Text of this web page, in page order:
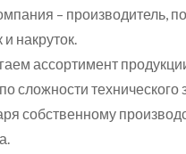
– производитель,
накруток.
ассортимент
сложности технического
собственному